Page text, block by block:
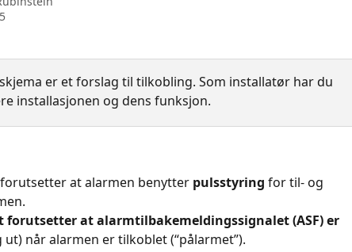
er et forslag til tilkobling. Som installatør har du
installasjonen og dens funksjon.
at alarmen benytter pulsstyring for til- og
forutsetter at alarmtilbakemeldingssignalet (ASF) er
når alarmen er tilkoblet (“pålarmet”).